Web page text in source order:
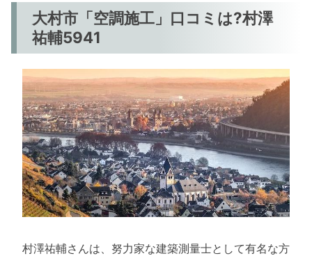
大村市「空調施工」口コミは?村澤
祐輔5941
村澤祐輔さんは、努力家な建築測量士として有名な方